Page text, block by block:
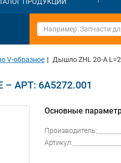
V-образное Дышло ZHL 20-A
АРТ: 6A5272.001
Next
Основные
Производитель:
Артикул: